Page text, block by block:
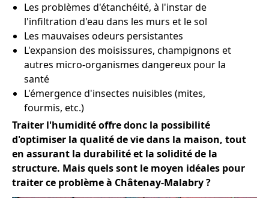
Les problèmes d'étanchéité, à l'instar de
l'infiltration d'eau dans les murs et le sol
Les mauvaises odeurs persistantes
L'expansion des moisissures, champignons et
autres micro-organismes dangereux pour la
santé
L'émergence d'insectes nuisibles (mites,
fourmis, etc.)
Traiter l'humidité offre donc la possibilité
d'optimiser la qualité de vie dans la maison, tout
en assurant la durabilité et la solidité de la
structure. Mais quels sont le moyen idéales pour
traiter ce problème à Châtenay-Malabry ?